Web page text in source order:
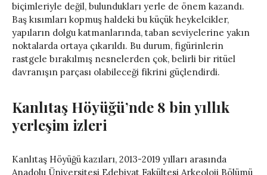
biçimleriyle değil, bulundukları yerle de önem kazandı.
Baş kısımları kopmuş haldeki bu küçük heykelcikler,
yapıların dolgu katmanlarında, taban seviyelerine yakın
noktalarda ortaya çıkarıldı. Bu durum, figürinlerin
rastgele bırakılmış nesnelerden çok, belirli bir ritüel
davranışın parçası olabileceği fikrini güçlendirdi.
Kanlıtaş Höyüğü’nde 8 bin yıllık
yerleşim izleri
Kanlıtaş Höyüğü kazıları, 2013-2019 yılları arasında
Anadolu Üniversitesi Edebiyat Fakültesi Arkeoloji Bölümü